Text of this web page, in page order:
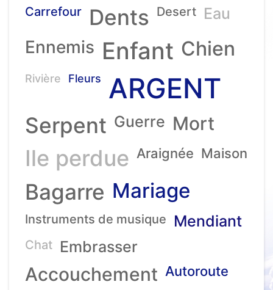
Carrefour Dents Desert Eau
Ennemis Enfant Chien
Rivière Fleurs ARGENT
Serpent Guerre Mort
Ile perdue Araignée Maison
Bagarre Mariage
Instruments de musique Mendiant
Chat Embrasser
Accouchement Autoroute